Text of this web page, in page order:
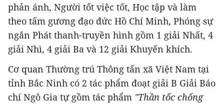
phản ánh, Người tốt việc tốt, Học tập và làm
theo tấm gương đạo đức Hồ Chí Minh, Phóng sự
ngắn Phát thanh-truyền hình gồm 1 giải Nhất, 4
giải Nhì, 4 giải Ba và 12 giải Khuyến khích.
Cơ quan Thường trú Thông tấn xã Việt Nam tại
tỉnh Bắc Ninh có 2 tác phẩm đoạt giải B Giải Báo
chí Ngô Gia tự gồm tác phẩm "Thần tốc chống